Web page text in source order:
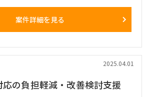
域の特定と商品ポートフォリオの再構築を進
易に扱えるようなデータ処理の仕組みを構築
ング分析と実行
案件詳細を見る
2025.04.01
の負担軽減・改善検討支援